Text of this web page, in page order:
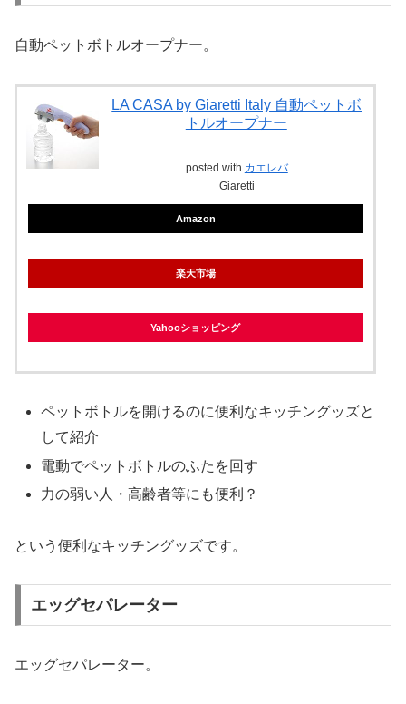
自動ペットボトルオープナー。
LA CASA by Giaretti Italy 自動ペットボ
トルオープナー
posted with カエレバ
Giaretti
Amazon
楽天市場
Yahooショッピング
ペットボトルを開けるのに便利なキッチングッズと
して紹介
電動でペットボトルのふたを回す
力の弱い人・高齢者等にも便利？
という便利なキッチングッズです。
エッグセパレーター
エッグセパレーター。